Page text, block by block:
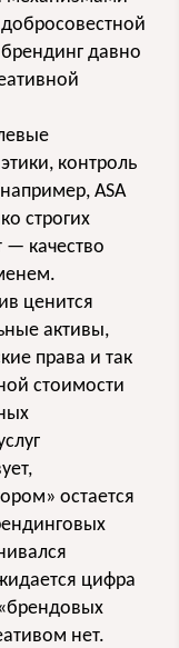
давно
контроль
ASA
строгих
— качество
ценится
активы,
права и так
стоимости
остается
цифра
нет.